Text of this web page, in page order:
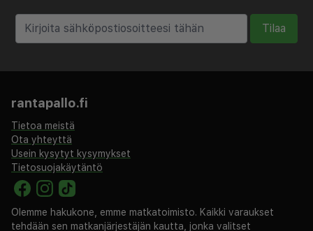
Tilaa
rantapallo.fi
Tietoa meistä
Ota yhteyttä
Usein kysytyt kysymykset
Tietosuojakäytäntö
Olemme hakukone, emme matkatoimisto. Kaikki varaukset
tehdään sen matkanjärjestäjän kautta, jonka valitset